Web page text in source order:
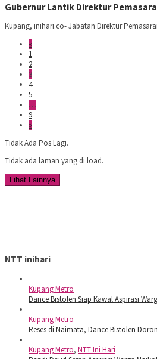
Gubernur Lantik Direktur
Kupang, inihari.co- Jabatan Direktur
«
1
2
3
4
5
…
9
»
Tidak Ada Pos Lagi.
Tidak ada laman yang di load.
Lihat Lainnya
NTT inihari
Kupang Metro
Dance Bistolen Siap Kawal Aspirasi
Kupang Metro
Reses di Naimata, Dance Bistolen
Kupang Metro, NTT Ini Hari